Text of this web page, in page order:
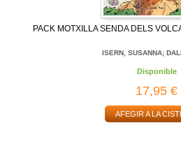
PACK MOTXILLA SENDA DELS
ISERN, SUSANNA;
Disponible
17,95 €
AFEGIR A LA